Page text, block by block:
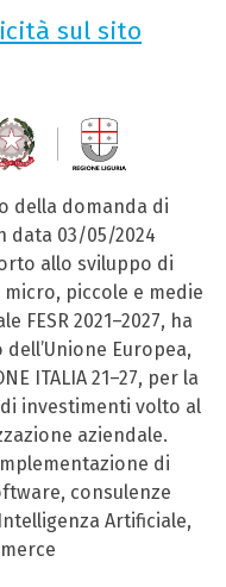
sul sito
della domanda di
data 03/05/2024
allo sviluppo di
piccole e medie
FESR 2021–2027, ha
Europea,
ITALIA 21–27, per la
investimenti volto al
aziendale.
di
consulenze
Artificiale,